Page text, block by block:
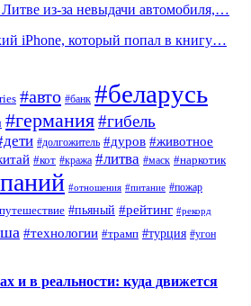
из-за невыдачи автомобиля,…
iPhone, который попал в книгу…
#авто #банк #беларусь
#германия#гибель
#долгожитель #дуров #животное
#кот #кража #литва #маск #наркотик
#отношения #питание #пожар
#пьяный #рейтинг #рекорд
#технологии #трамп #турция #угон
и в реальности: куда движется